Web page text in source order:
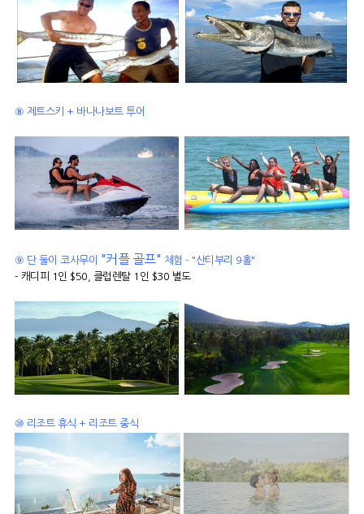
⑧ 제트스키 + 바나나보트 투어
⑨ 단 둘이 코사무이 "커플 골프" 체험 - "산티부리 9홀"
- 캐디피 1인 $50, 클럽렌탈 1인 $30 별도
⑩ 리조트 휴식 + 리조트 중식